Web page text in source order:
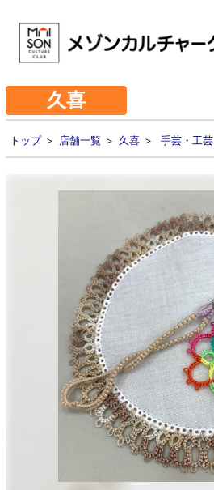
久喜
トップ＞ 店舗一覧 ＞ 久喜 ＞ 手芸・工芸